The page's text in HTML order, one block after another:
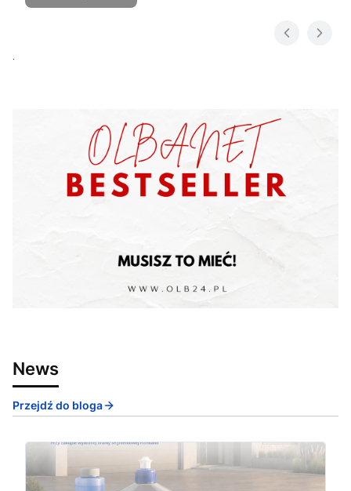
News
Przejdź do bloga